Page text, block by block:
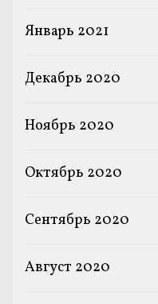
Январь 2021
Декабрь 2020
Ноябрь 2020
Октябрь 2020
Сентябрь 2020
Август 2020